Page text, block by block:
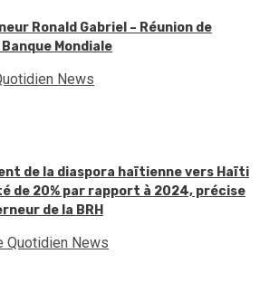
Ronald Gabriel – Réunion de
Mondiale
News
de la diaspora haïtienne vers Haïti
de 20% par rapport à 2024, précise
de la BRH
Quotidien News